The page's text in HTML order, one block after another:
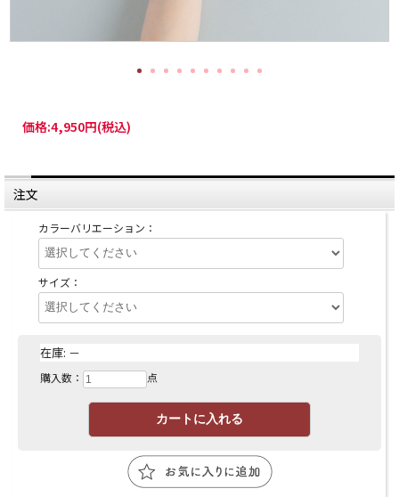
価格:4,950円(税込)
注文
カラーバリエーション：
サイズ：
在庫: －
購入数： 点